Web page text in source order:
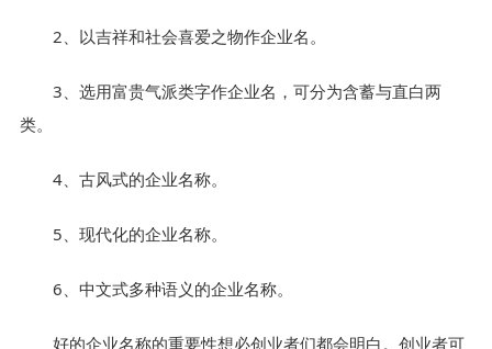
2、以吉祥和社会喜爱之物作企业名。
3、选用富贵气派类字作企业名，可分为含蓄与直白两
类。
4、古风式的企业名称。
5、现代化的企业名称。
6、中文式多种语义的企业名称。
好的企业名称的重要性想必创业者们都会明白。创业者可